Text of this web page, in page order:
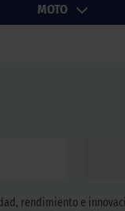
MOTO
rendimiento e